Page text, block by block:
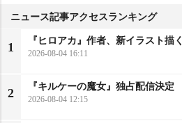
ニュース記事アクセスランキング
1
『ヒロアカ』作者、新イラスト描く
2026-08-04 16:11
2
『キルケーの魔女』独占配信決定
2026-08-04 12:15